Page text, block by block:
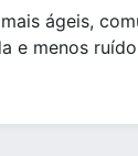
ágeis,
e menos